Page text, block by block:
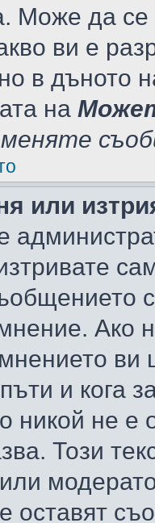
Може да се
ви е
в дъното
на
или
Ако
ви
и кога
никой не е
Този
оставят